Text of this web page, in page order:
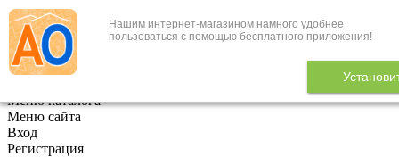
Нашим интернет-магазином намного удобнее
пользоваться с помощью бесплатного приложения!
+7 (495) 646-888-1
В корзине 0
Меню каталога
Меню сайта
Вход
Регистрация